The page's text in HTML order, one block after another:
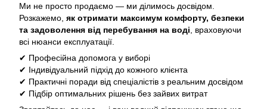
Ми не просто продаємо — ми ділимось досвідом.
Розкажемо, як отримати максимум комфорту, безпеки
та задоволення від перебування на воді, враховуючи
всі нюанси експлуатації.
✔ Професійна допомога у виборі
✔ Індивідуальний підхід до кожного клієнта
✔ Практичні поради від спеціалістів з реальним досвідом
✔ Підбір оптимальних рішень без зайвих витрат